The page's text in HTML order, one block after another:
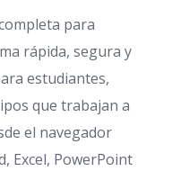
para
rápida, segura y
estudiantes,
que trabajan a
el navegador
Excel, PowerPoint